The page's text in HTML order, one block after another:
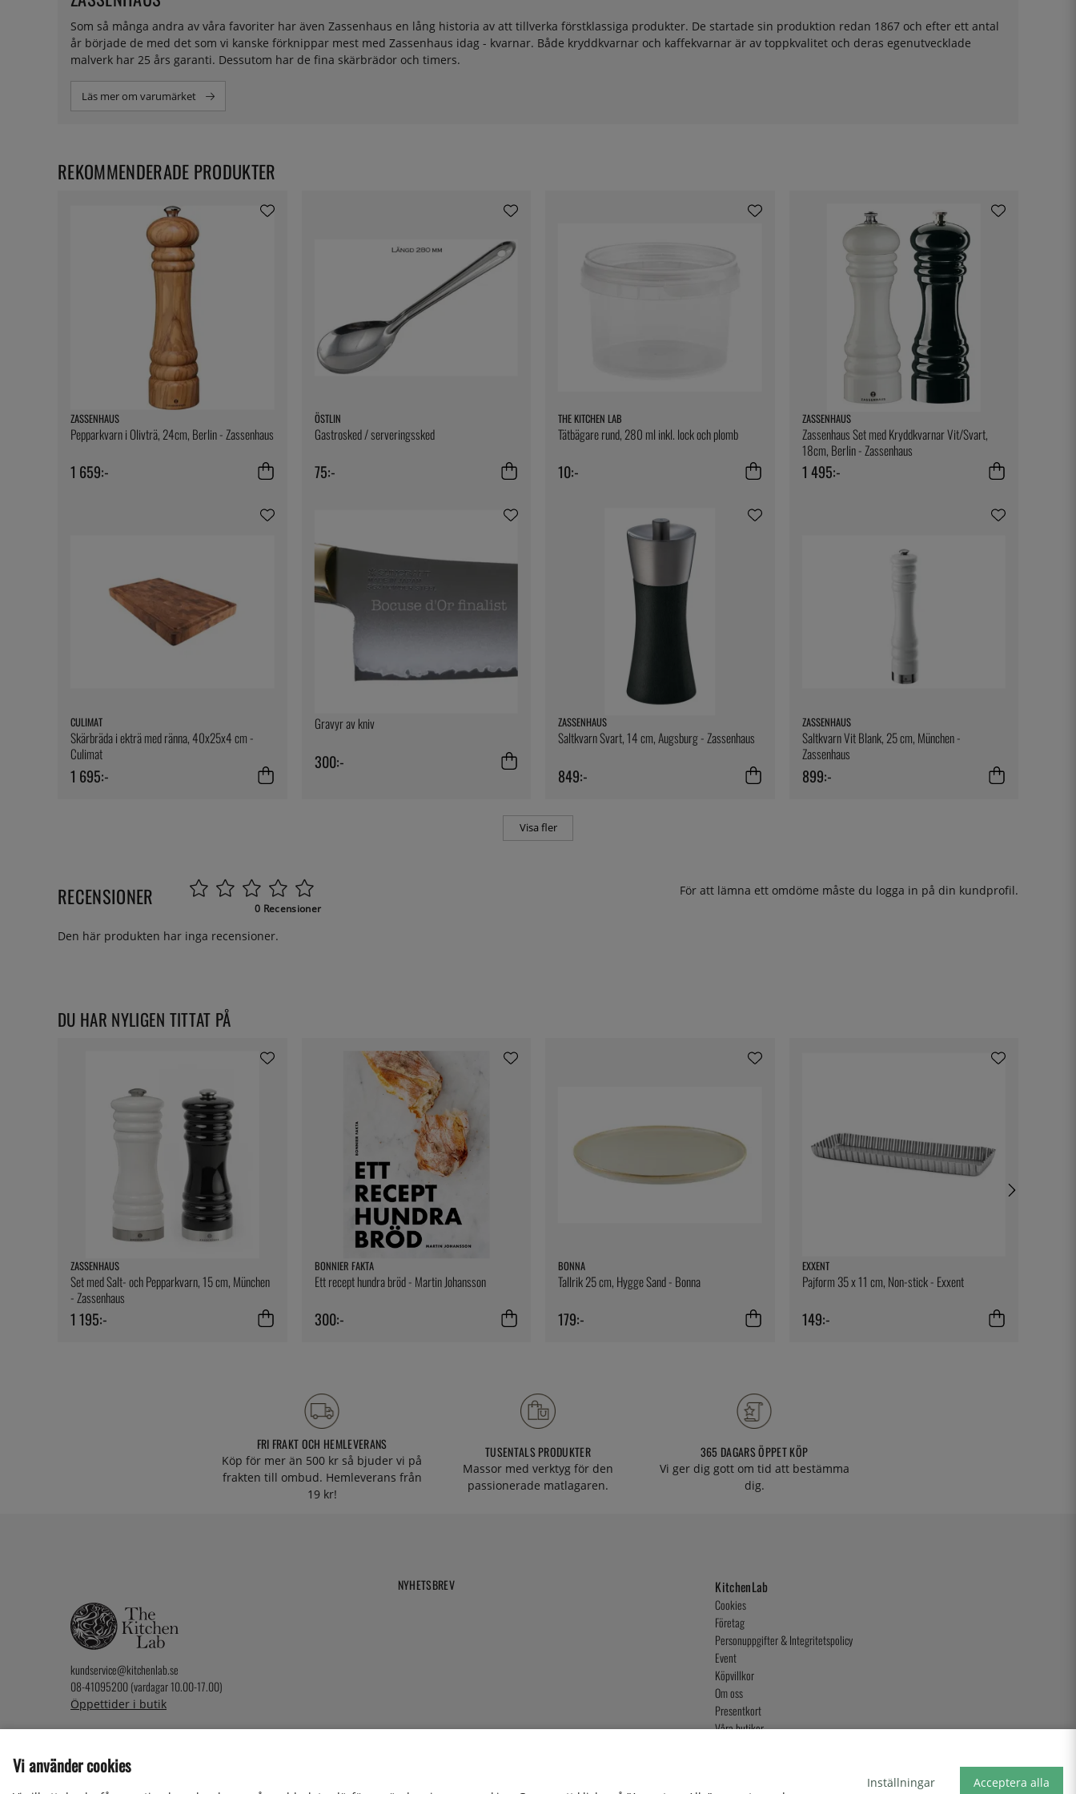
Som så många andra av våra favoriter har även Zassenhaus en lång historia av att tillverka förstklassiga produkter. De startade sin produktion redan 1867 och efter ett antal
år började de med det som vi kanske förknippar mest med Zassenhaus idag - kvarnar. Både kryddkvarnar och kaffekvarnar är av toppkvalitet och deras egenutvecklade
malverk har 25 års garanti. Dessutom har de fina skärbrädor och timers.
Läs mer om varumärket
ZASSENHAUS
Pepparkvarn i Olivträ, 24cm, Berlin - Zassenhaus
1 659:-
ÖSTLIN
Gastrosked / serveringssked
75:-
THE KITCHEN LAB
Tätbägare rund, 280 ml inkl. lock och plomb
10:-
ZASSENHAUS
Zassenhaus Set med Kryddkvarnar Vit/Svart,
18cm, Berlin - Zassenhaus
1 495:-
CULIMAT
Skärbräda i ekträ med ränna, 40x25x4 cm -
Culimat
1 695:-
Gravyr av kniv
300:-
ZASSENHAUS
Saltkvarn Svart, 14 cm, Augsburg - Zassenhaus
849:-
ZASSENHAUS
Saltkvarn Vit Blank, 25 cm, München -
Zassenhaus
899:-
Visa fler
REKOMMENDERADE PRODUKTER
RECENSIONER 0 Recensioner
För att lämna ett omdöme måste du logga in på din kundprofil.
Den här produkten har inga recensioner.
DU HAR NYLIGEN TITTAT PÅ
ZASSENHAUS
Set med Salt- och Pepparkvarn, 15 cm, München
- Zassenhaus
1 195:-
BONNIER FAKTA
Ett recept hundra bröd - Martin Johansson
300:-
BONNA
Tallrik 25 cm, Hygge Sand - Bonna
179:-
EXXENT
Pajform 35 x 11 cm, Non-stick - Exxent
149:-
FRI FRAKT OCH HEMLEVERANS
Köp för mer än 500 kr så bjuder vi på
frakten till ombud. Hemleverans från
19 kr!
TUSENTALS PRODUKTER
Massor med verktyg för den
passionerade matlagaren.
365 DAGARS ÖPPET KÖP
Vi ger dig gott om tid att bestämma
dig.
kundservice@kitchenlab.se
08-41095200 (vardagar 10.00-17.00)
Öppettider i butik
NYHETSBREV KitchenLab
Cookies
Företag
Personuppgifter & Integritetspolicy
Event
Köpvillkor
Om oss
Presentkort
Våra butiker
Vi använder cookies
Inställningar Acceptera alla